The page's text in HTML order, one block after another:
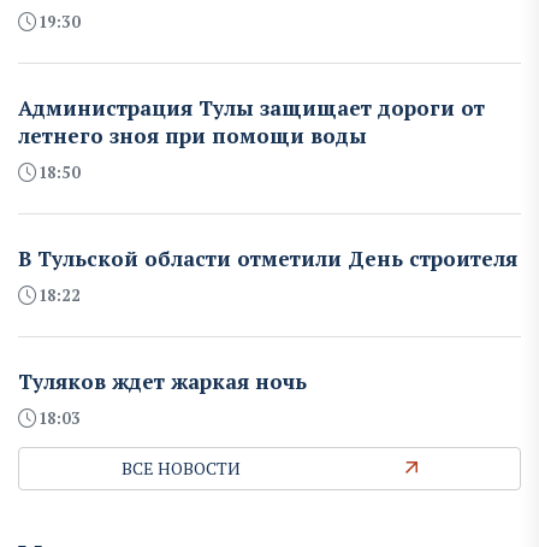
19:30
Администрация Тулы защищает дороги от
летнего зноя при помощи воды
18:50
В Тульской области отметили День строителя
18:22
Туляков ждет жаркая ночь
18:03
ВСЕ НОВОСТИ